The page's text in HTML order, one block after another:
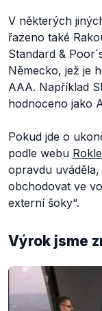
V některých
řazeno také
Standard &
Německo, jež je
AAA. Například
hodnoceno jako
Pokud jde o
podle webu
opravdu
obchodovat ve
externí šoky“.
Výrok jsme